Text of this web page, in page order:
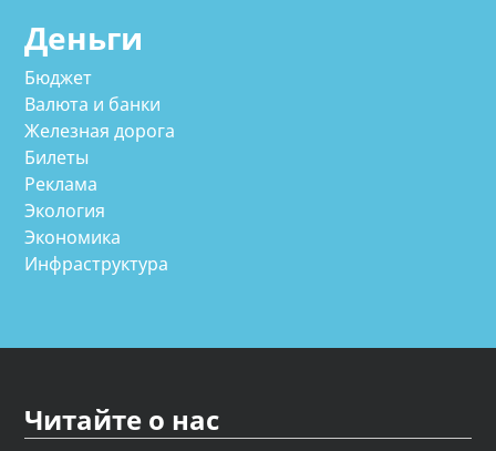
Деньги
Бюджет
Валюта и банки
Железная дорога
Билеты
Реклама
Экология
Экономика
Инфраструктура
Читайте о нас